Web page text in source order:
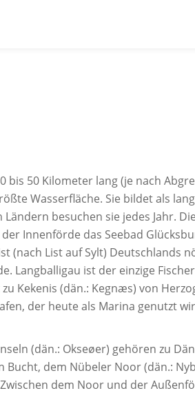
bis 50 Kilometer lang (je nach
Wasserfläche. Sie bildet als
besuchen sie jedes Jahr.
Innenförde das Seebad
(nach List auf Sylt) Deutschlands
Langballigau ist der einzige
Kekenis (dän.: Kegnæs) von
der heute als Marina genutzt
(dän.: Okseøer) gehören zu
dem Nübeler Noor (dän.:
dem Noor und der